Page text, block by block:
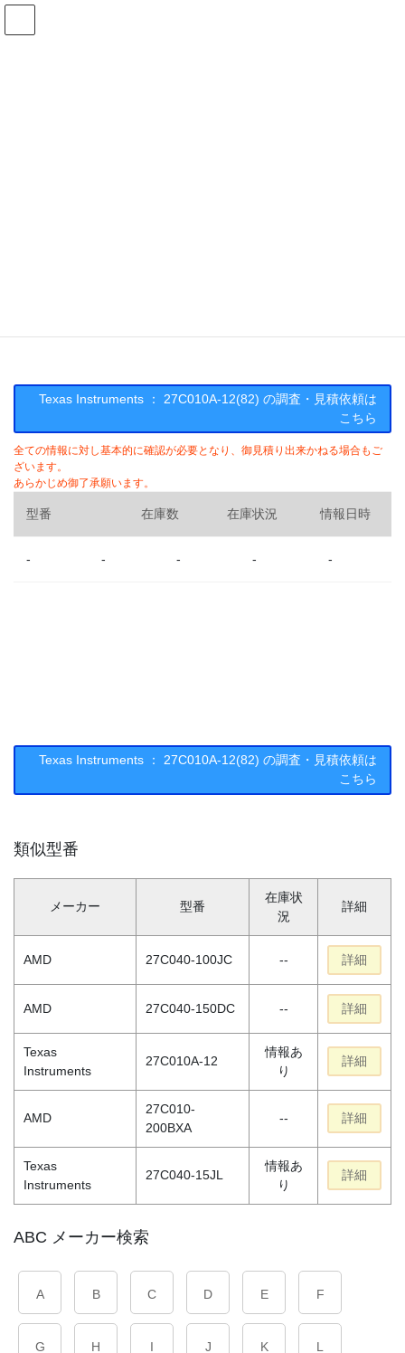
コ
ナ
Texas Instruments ： 27C010A-12(82) の調査・見積依頼は
こちら
全ての情報に対し基本的に確認が必要となり、御見積り出来かねる場合もご
ざいます。
あらかじめ御了承願います。
型番 在庫数 在庫状況 情報日時
- - - - -
Texas Instruments ： 27C010A-12(82) の調査・見積依頼は
こちら
類似型番
メーカー 型番
在庫状
況
詳細
AMD 27C040-100JC -- 詳細
AMD 27C040-150DC -- 詳細
Texas
Instruments
27C010A-12
情報あ
り
詳細
AMD
27C010-
200BXA
-- 詳細
Texas
Instruments
27C040-15JL
情報あ
り
詳細
ABC メーカー検索
A B C D E F
G H I J K L